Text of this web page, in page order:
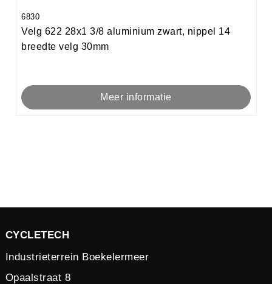
6830
Velg 622 28x1 3/8 aluminium zwart, nippel 14
breedte velg 30mm
Meer informatie
CYCLETECH
Industrieterrein Boekelermeer
Opaalstraat 8